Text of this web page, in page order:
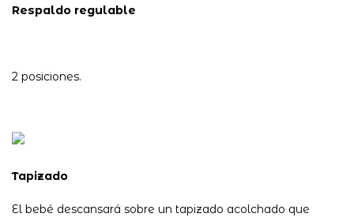
Respaldo regulable
2 posiciones.
Tapizado
El bebé descansará sobre un tapizado acolchado que